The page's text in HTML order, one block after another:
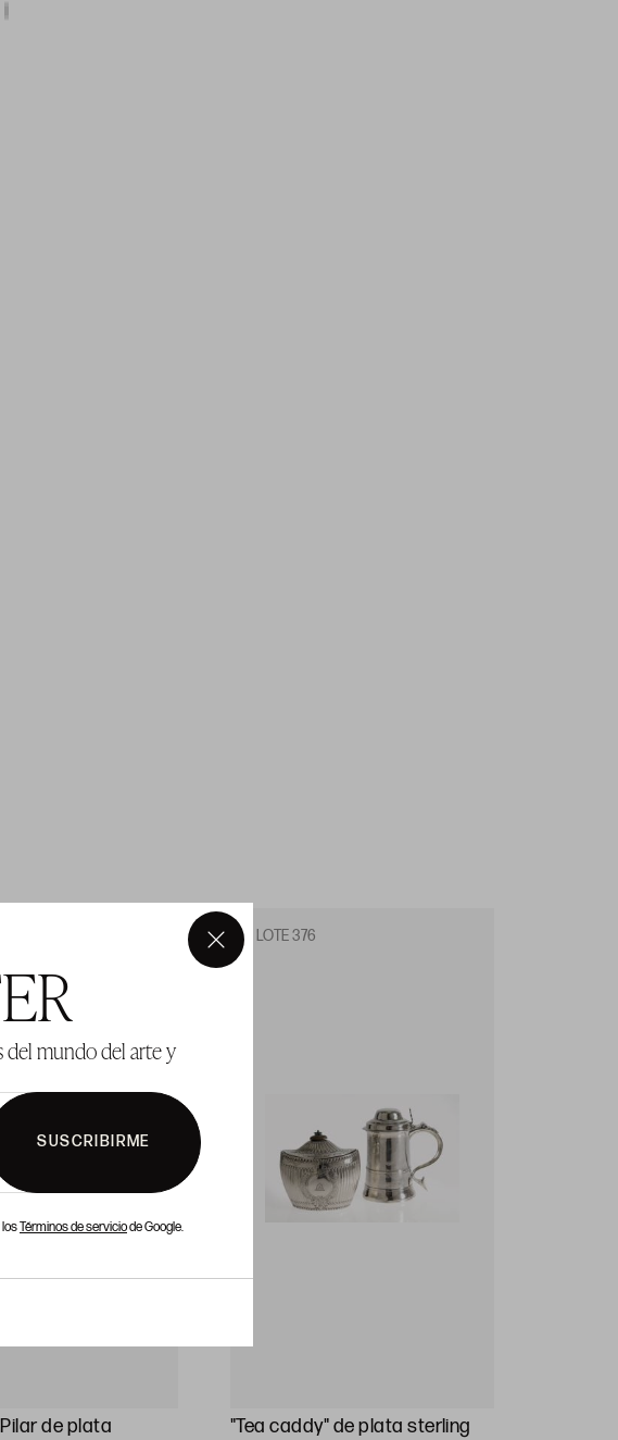
del mundo del arte y
SUSCRIBIRME
losTérminos de serviciode Google.
×
de plata
LOTE 376
"Tea caddy" de plata sterling